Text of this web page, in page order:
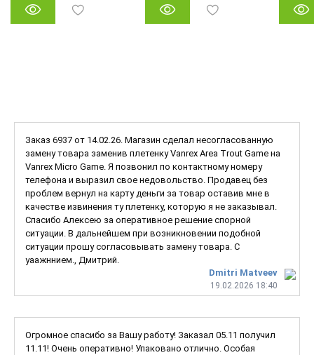
Dmitri Matveev
19.02.2026 18:40
Заказ 6937 от 14.02.26. Магазин сделал несогласованную
замену товара заменив плетенку Vanrex Area Trout Game на
Vanrex Micro Game. Я позвонил по контактному номеру
телефона и выразил свое недовольство. Продавец без
проблем вернул на карту деньги за товар оставив мне в
качестве извинения ту плетенку, которую я не заказывал.
Спасибо Алексею за оперативное решение спорной
ситуации. В дальнейшем при возникновении подобной
ситуации прошу согласовывать замену товара. С
уаажннием., Дмитрий.
Огромное спасибо за Вашу работу! Заказал 05.11 получил
11.11! Очень оперативно! Упаковано отлично. Особая